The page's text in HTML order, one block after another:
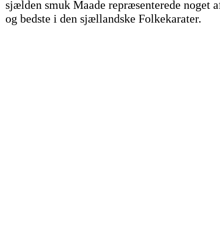
sjælden smuk Maade repræsenterede noget
og bedste i den sjællandske Folkekarater.